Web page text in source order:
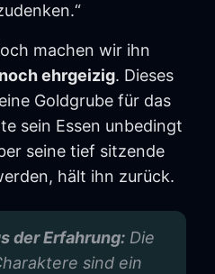
machen wir ihn
ehrgeizig. Dieses
Goldgrube für das
sein Essen unbedingt
seine tief sitzende
hält ihn zurück.
der Erfahrung: Die
sind ein